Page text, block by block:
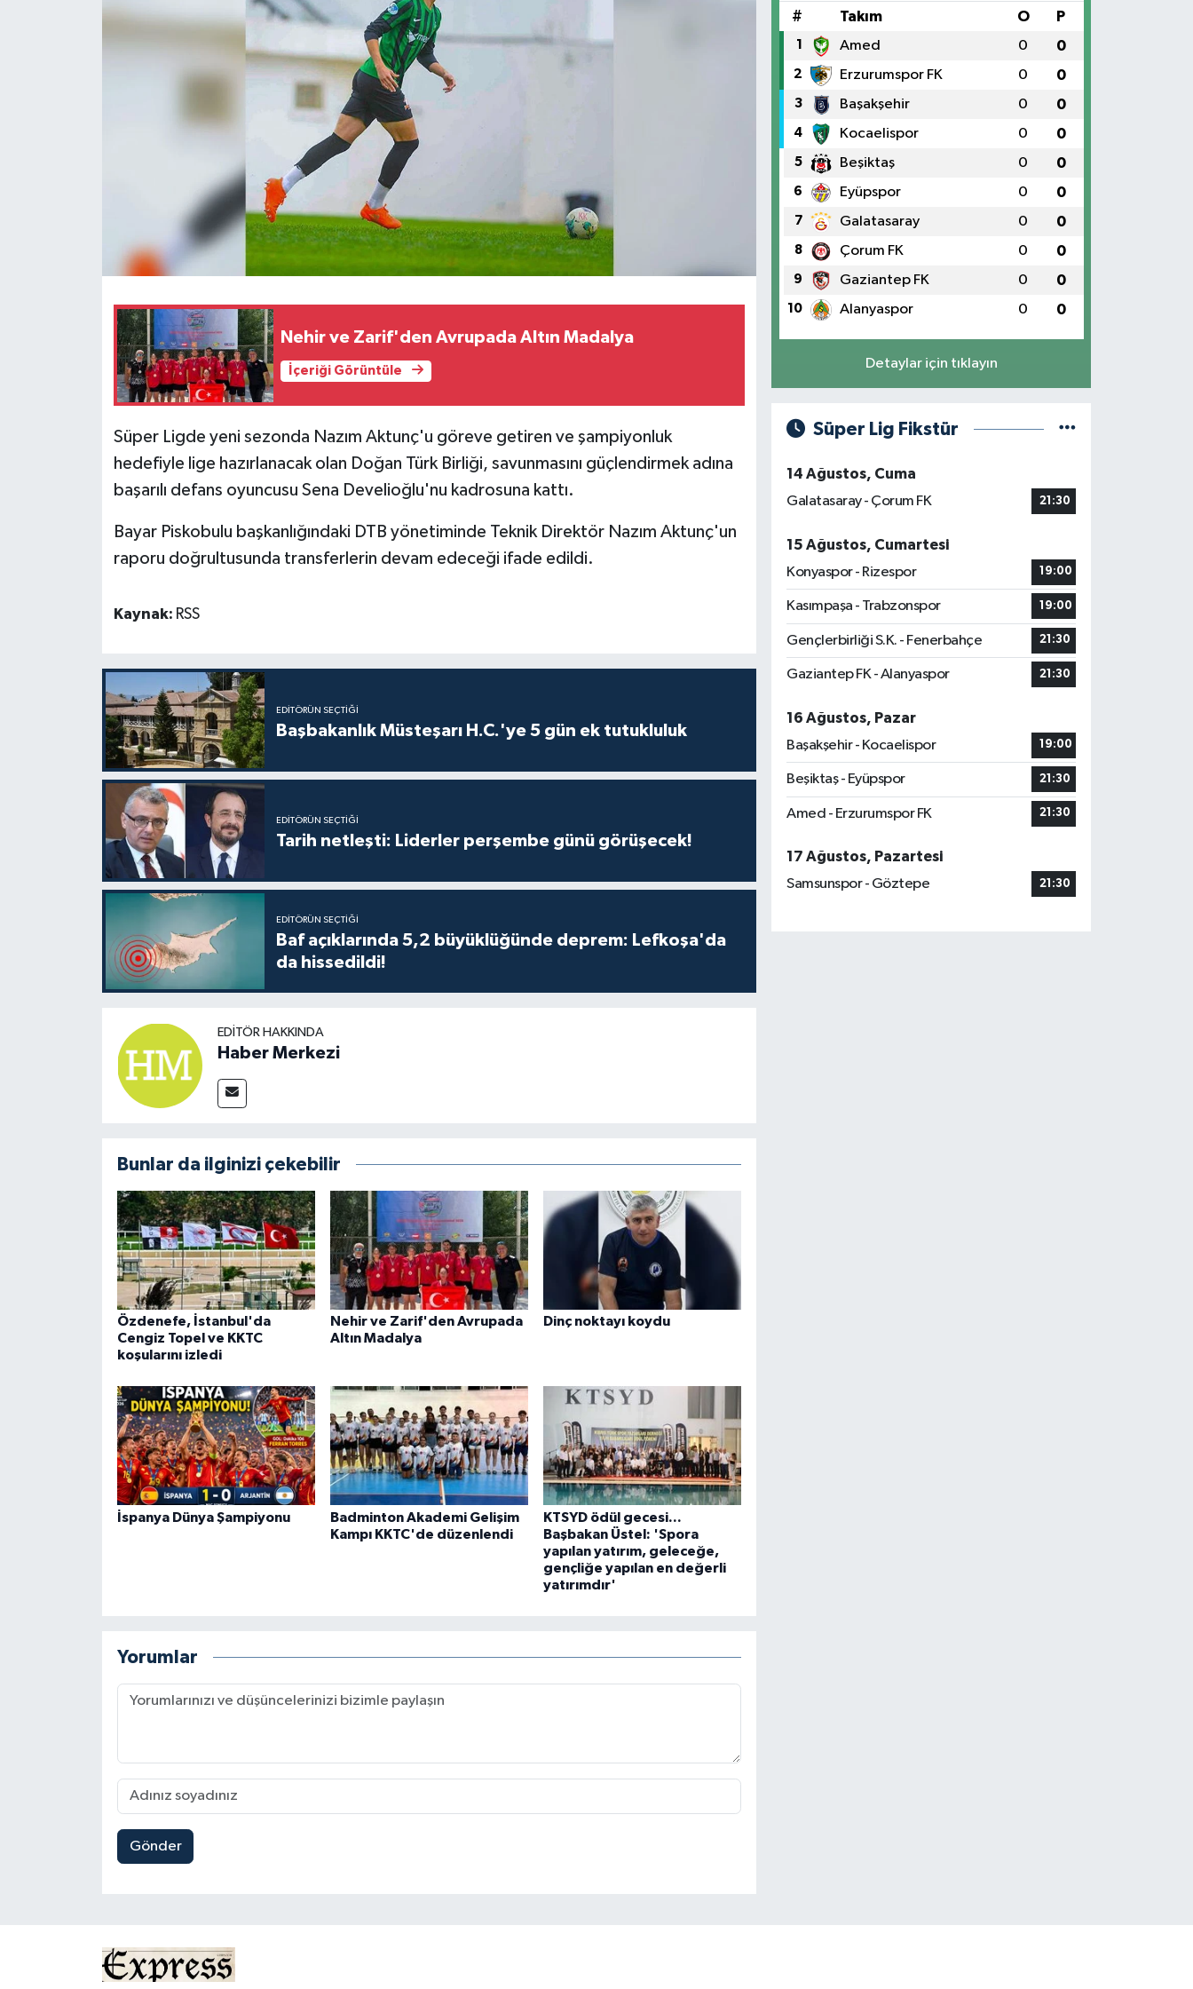
Nehir ve Zarif'den Avrupada Altın Madalya
İçeriği Görüntüle
Süper Ligde yeni sezonda Nazım Aktunç'u göreve getiren ve şampiyonluk
hedefiyle lige hazırlanacak olan Doğan Türk Birliği, savunmasını güçlendirmek adına
başarılı defans oyuncusu Sena Develioğlu'nu kadrosuna kattı.
Bayar Piskobulu başkanlığındaki DTB yönetiminde Teknik Direktör Nazım Aktunç'un
raporu doğrultusunda transferlerin devam edeceği ifade edildi.
Kaynak: RSS
EDITÖRÜN SEÇTIĞI
Başbakanlık Müsteşarı H.C.'ye 5 gün ek tutukluluk
EDITÖRÜN SEÇTIĞI
Tarih netleşti: Liderler perşembe günü görüşecek!
EDITÖRÜN SEÇTIĞI
Baf açıklarında 5,2 büyüklüğünde deprem: Lefkoşa'da
da hissedildi!
EDITÖR HAKKINDA
Haber Merkezi
Bunlar da ilginizi çekebilir
Özdenefe, İstanbul'da
Cengiz Topel ve KKTC
koşularını izledi
Nehir ve Zarif'den Avrupada
Altın Madalya
Dinç noktayı koydu
İspanya Dünya Şampiyonu
Badminton Akademi Gelişim
Kampı KKTC'de düzenlendi
KTSYD ödül gecesi...
Başbakan Üstel: 'Spora
yapılan yatırım, geleceğe,
gençliğe yapılan en değerli
yatırımdır'
Yorumlar
Gönder
# Takım O P
1 Amed 0 0
2 Erzurumspor FK 0 0
3 Başakşehir 0 0
4 Kocaelispor 0 0
5 Beşiktaş 0 0
6 Eyüpspor 0 0
7 Galatasaray 0 0
8 Çorum FK 0 0
9 Gaziantep FK 0 0
10 Alanyaspor 0 0
Detaylar için tıklayın
Süper Lig Fikstür
14 Ağustos, Cuma
Galatasaray - Çorum FK
21:30
15 Ağustos, Cumartesi
Konyaspor - Rizespor
19:00
Kasımpaşa - Trabzonspor 19:00
Gençlerbirliği S.K. - Fenerbahçe 21:30
Gaziantep FK - Alanyaspor 21:30
16 Ağustos, Pazar
Başakşehir - Kocaelispor
19:00
Beşiktaş - Eyüpspor 21:30
Amed - Erzurumspor FK 21:30
17 Ağustos, Pazartesi
Samsunspor - Göztepe
21:30
İÇ HABERLER
KÜLTÜR SANAT
MAGAZİN
Nöbetçi Eczaneler
ÖZEL HABER
TATLISU
TEKNOLOJİ